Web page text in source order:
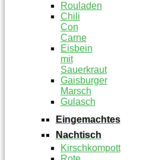
Rouladen
Chili
Con
Carne
Eisbein
mit
Sauerkraut
Gaisburger
Marsch
Gulasch
Eingemachtes
Nachtisch
Kirschkompott